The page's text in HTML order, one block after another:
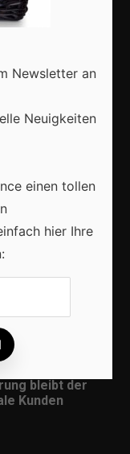
digitale
bleibt der
Kunden
Newsletter an
Neuigkeiten
einen tollen
hier Ihre